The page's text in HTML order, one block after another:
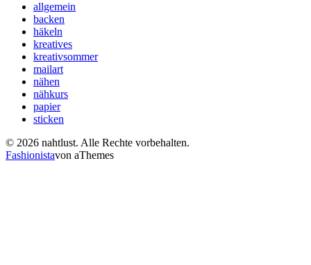
allgemein
backen
häkeln
kreatives
kreativsommer
mailart
nähen
nähkurs
papier
sticken
© 2026 nahtlust. Alle Rechte vorbehalten.
Fashionistavon aThemes